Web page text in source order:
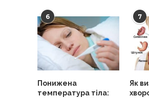
6
Понижена
температура тіла:
7
Як